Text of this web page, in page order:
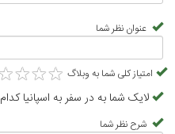
عنوان نظر شما
امتیاز کلی شما به وبلاگ ★★★★
★★★★
لایک شما به در سفر به اسپانیا
شرح نظر شما